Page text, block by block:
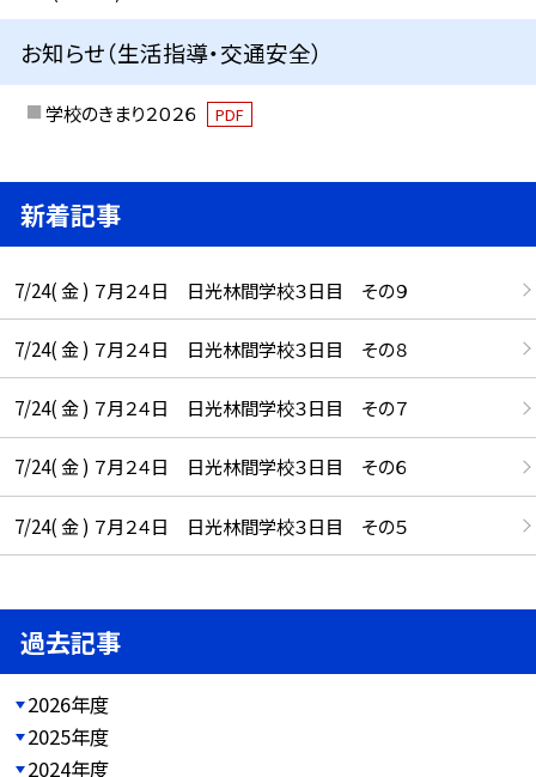
お知らせ（生活指導・交通安全）
学校のきまり２０２６ PDF
新着記事
7/24( 金 ) ７月２４日 日光林間学校３日目 その９
7/24( 金 ) ７月２４日 日光林間学校３日目 その８
7/24( 金 ) ７月２４日 日光林間学校３日目 その７
7/24( 金 ) ７月２４日 日光林間学校３日目 その６
7/24( 金 ) ７月２４日 日光林間学校３日目 その５
過去記事
2026年度
2025年度
2024年度